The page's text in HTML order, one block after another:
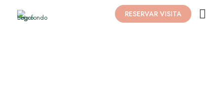
RESERVAR VISITA